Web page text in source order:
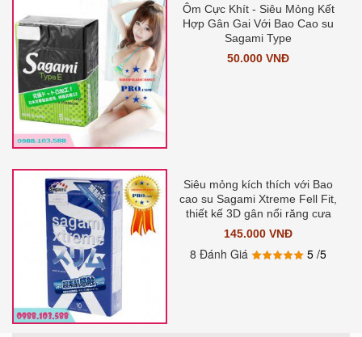
Ôm Cực Khít - Siêu Mỏng Kết
Hợp Gân Gai Với Bao Cao su
Sagami Type
50.000 VNĐ
Siêu mỏng kích thích với Bao
cao su Sagami Xtreme Fell Fit,
thiết kế 3D gân nổi răng cưa
145.000 VNĐ
8 Đánh Giá 5/5